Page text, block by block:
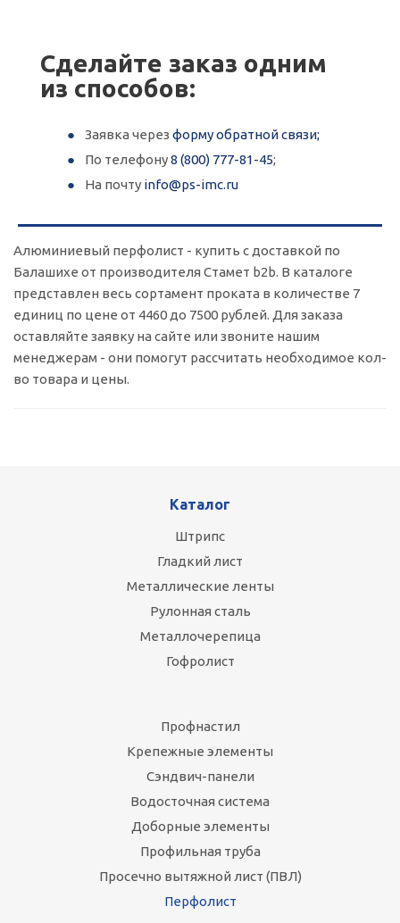
Сделайте заказ одним
из способов:
Заявка через форму обратной связи;
По телефону8 (800) 777-81-45;
На почту info@ps-imc.ru
Алюминиевый перфолист - купить с доставкой по
Балашихе от производителя Стамет b2b. В каталоге
представлен весь сортамент проката в количестве 7
единиц по цене от 4460 до 7500 рублей. Для заказа
оставляйте заявку на сайте или звоните нашим
менеджерам - они помогут рассчитать необходимое кол-
во товара и цены.
Каталог
Штрипс
Гладкий лист
Металлические ленты
Рулонная сталь
Металлочерепица
Гофролист
Профнастил
Крепежные элементы
Сэндвич-панели
Водосточная система
Доборные элементы
Профильная труба
Просечно вытяжной лист (ПВЛ)
Перфолист